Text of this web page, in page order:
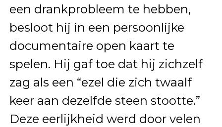
een drankprobleem te hebben,
besloot hij in een persoonlijke
documentaire open kaart te
spelen. Hij gaf toe dat hij zichzelf
zag als een “ezel die zich twaalf
keer aan dezelfde steen stootte.”
Deze eerlijkheid werd door velen